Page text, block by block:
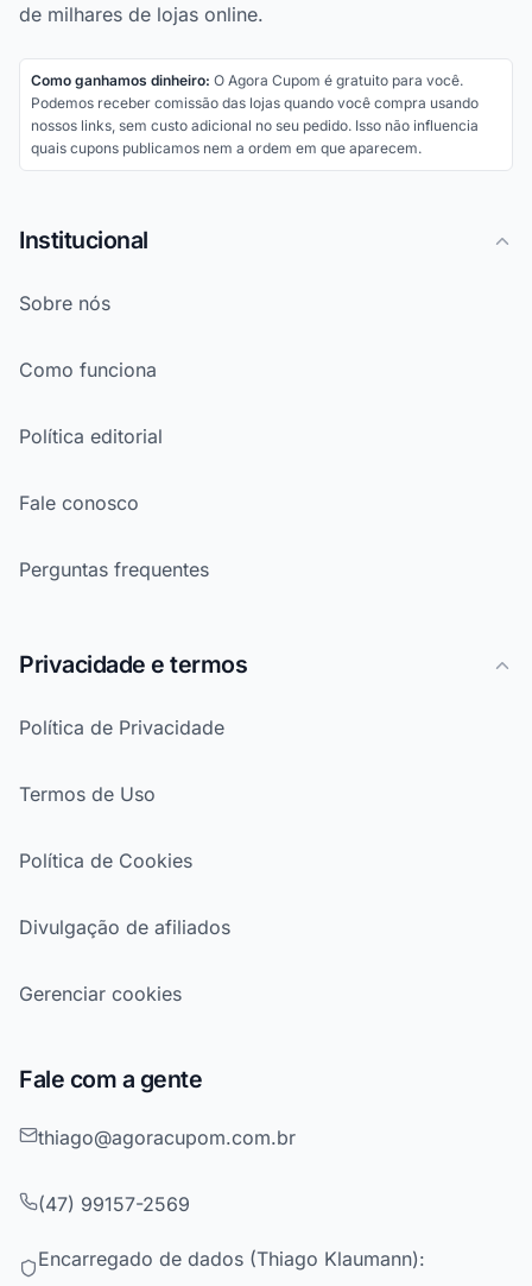
de milhares de lojas online.
Como ganhamos dinheiro: O Agora Cupom é gratuito para você.
Podemos receber comissão das lojas quando você compra usando
nossos links, sem custo adicional no seu pedido. Isso não influencia
quais cupons publicamos nem a ordem em que aparecem.
Institucional
Sobre nós
Como funciona
Política editorial
Fale conosco
Perguntas frequentes
Privacidade e termos
Política de Privacidade
Termos de Uso
Política de Cookies
Divulgação de afiliados
Gerenciar cookies
Fale com a gente
thiago@agoracupom.com.br
(47) 99157-2569
Encarregado de dados (Thiago Klaumann):